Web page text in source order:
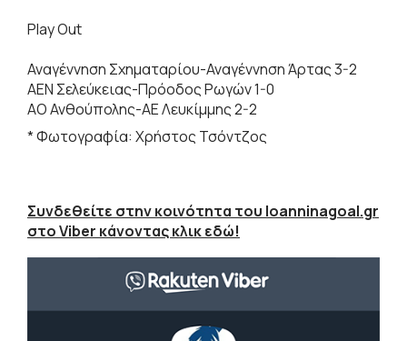
Play Οut
Αναγέννηση Σχηματαρίου-Αναγέννηση Άρτας 3-2
ΑΕΝ Σελεύκειας-Πρόοδος Ρωγών 1-0
ΑΟ Ανθούπολης-ΑΕ Λευκίμμης 2-2
* Φωτογραφία: Χρήστος Τσόντζος
Συνδεθείτε στην κοινότητα του Ioanninagoal.gr
στο Viber κάνοντας κλικ εδώ!